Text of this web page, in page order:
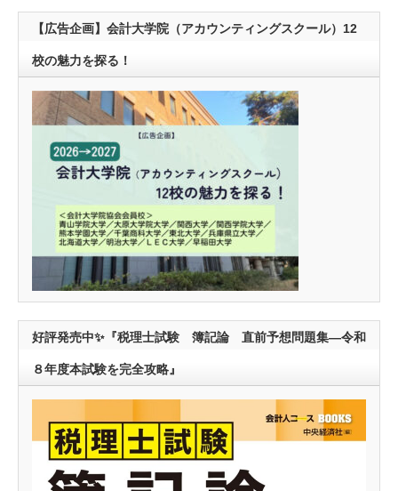
【広告企画】会計大学院（アカウンティングスクール）12
校の魅力を探る！
好評発売中✨『税理士試験 簿記論 直前予想問題集―令和
８年度本試験を完全攻略』